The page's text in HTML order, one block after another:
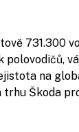
731.300
na
Škoda